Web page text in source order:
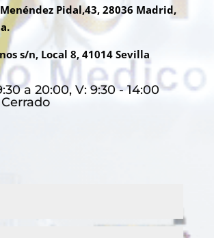
Pidal,43, 28036 Madrid,
s/n, Local 8, 41014 Sevilla
a 20:00, V: 9:30 - 14:00